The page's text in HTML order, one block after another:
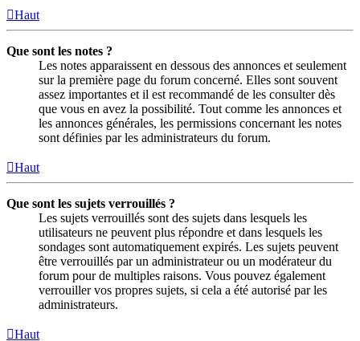
Haut
Que sont les notes ?
Les notes apparaissent en dessous des annonces et seulement
sur la première page du forum concerné. Elles sont souvent
assez importantes et il est recommandé de les consulter dès
que vous en avez la possibilité. Tout comme les annonces et
les annonces générales, les permissions concernant les notes
sont définies par les administrateurs du forum.
Haut
Que sont les sujets verrouillés ?
Les sujets verrouillés sont des sujets dans lesquels les
utilisateurs ne peuvent plus répondre et dans lesquels les
sondages sont automatiquement expirés. Les sujets peuvent
être verrouillés par un administrateur ou un modérateur du
forum pour de multiples raisons. Vous pouvez également
verrouiller vos propres sujets, si cela a été autorisé par les
administrateurs.
Haut